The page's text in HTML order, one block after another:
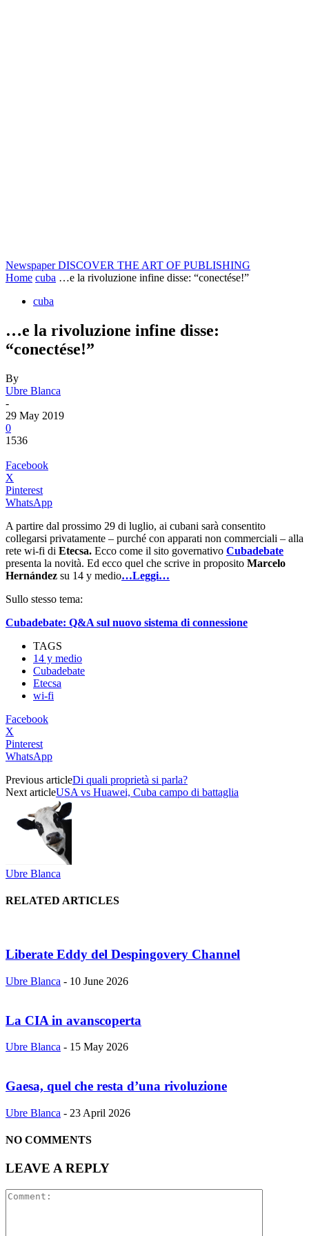
Newspaper DISCOVER THE ART OF PUBLISHING
Home cuba …e la rivoluzione infine disse: “conectése!”
cuba
…e la rivoluzione infine disse:
“conectése!”
By
Ubre Blanca
-
29 May 2019
0
1536
Facebook
X
Pinterest
WhatsApp
A partire dal prossimo 29 di luglio, ai cubani sarà consentito
collegarsi privatamente – purché con apparati non commerciali – alla
rete wi-fi di Etecsa. Ecco come il sito governativo Cubadebate
presenta la novità. Ed ecco quel che scrive in proposito Marcelo
Hernández su 14 y medio…Leggi…
Sullo stesso tema:
Cubadebate: Q&A sul nuovo sistema di connessione
TAGS
14 y medio
Cubadebate
Etecsa
wi-fi
Facebook
X
Pinterest
WhatsApp
Previous articleDi quali proprietà si parla?
Next articleUSA vs Huawei, Cuba campo di battaglia
Ubre Blanca
RELATED ARTICLES
Liberate Eddy del Despingovery Channel
Ubre Blanca - 10 June 2026
La CIA in avanscoperta
Ubre Blanca - 15 May 2026
Gaesa, quel che resta d’una rivoluzione
Ubre Blanca - 23 April 2026
NO COMMENTS
LEAVE A REPLY